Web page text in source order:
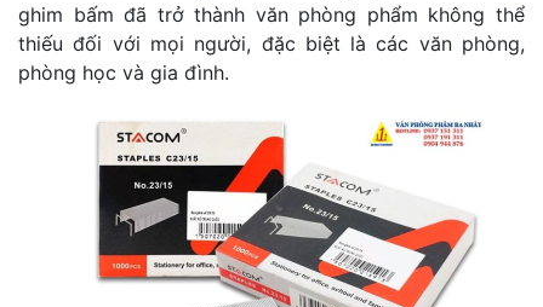
ghim bấm đã trở thành văn phòng phẩm không thể
thiếu đối với mọi người, đặc biệt là các văn phòng,
phòng học và gia đình.